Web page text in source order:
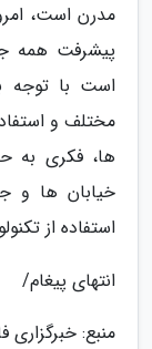
مدرن است،
پیشرفت همه
است با توجه
مختلف و
ها، فکری به
خیابان ها و
استفاده از
انتهای پیغام/
منبع: خبرگزاری